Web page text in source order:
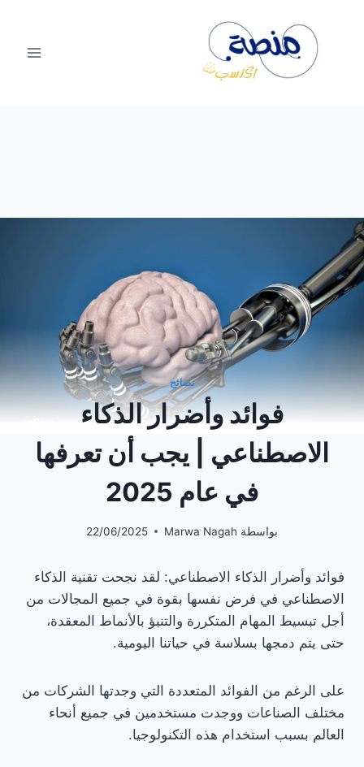
المحتوى
نصائح
فوائد وأضرار الذكاء
الاصطناعي | يجب أن تعرفها
في عام 2025
بواسطة Marwa Nagah
22/06/2025
فوائد وأضرار الذكاء الاصطناعي: لقد نجحت تقنية الذكاء
الاصطناعي في فرض نفسها بقوة في جميع المجالات من
أجل تبسيط المهام المتكررة والتنبؤ بالأنماط المعقدة،
حتى يتم دمجها بسلاسة في حياتنا اليومية.
على الرغم من الفوائد المتعددة التي وجدتها الشركات من
مختلف الصناعات ووجدت مستخدمين في جميع أنحاء
العالم بسبب استخدام هذه التكنولوجيا.